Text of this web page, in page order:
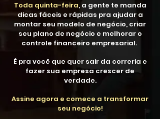
Toda quinta-feira, a gente te manda
dicas fáceis e rápidas pra ajudar a
montar seu modelo de negócio, criar
seu plano de negócio e melhorar o
controle financeiro empresarial.
É pra você que quer sair da correria e
fazer sua empresa crescer de
verdade.
Assine agora e comece a transformar
seu negócio!